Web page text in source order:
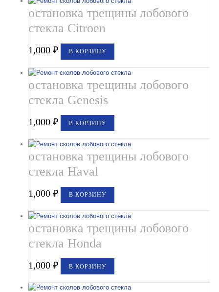
остановка трещины лобового
стекла Citroen
1,000₽ В КОРЗИНУ
остановка трещины лобового
стекла Genesis
1,000₽ В КОРЗИНУ
остановка трещины лобового
стекла Haval
1,000₽ В КОРЗИНУ
остановка трещины лобового
стекла Honda
1,000₽ В КОРЗИНУ